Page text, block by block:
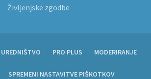
Življenjske zgodbe
UREDNIŠTVO PRO PLUS MODERIRANJE
SPREMENI NASTAVITVE PIŠKOTKOV